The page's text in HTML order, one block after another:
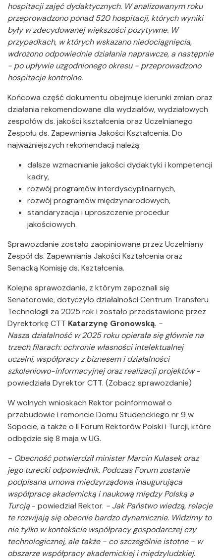
hospitacji zajęć dydaktycznych. W analizowanym roku
przeprowadzono ponad 520 hospitacji, których wyniki
były w zdecydowanej większości pozytywne. W
przypadkach, w których wskazano niedociągnięcia,
wdrożono odpowiednie działania naprawcze, a następnie
- po upływie uzgodnionego okresu - przeprowadzono
hospitacje kontrolne.
Końcowa część dokumentu obejmuje kierunki zmian oraz
działania rekomendowane dla wydziałów, wydziałowych
zespołów ds. jakości kształcenia oraz Uczelnianego
Zespołu ds. Zapewniania Jakości Kształcenia. Do
najważniejszych rekomendacji należą:
dalsze wzmacnianie jakości dydaktyki i kompetencji
kadry,
rozwój programów interdyscyplinarnych,
rozwój programów międzynarodowych,
standaryzacja i uproszczenie procedur
jakościowych.
Sprawozdanie zostało zaopiniowane przez Uczelniany
Zespół ds. Zapewniania Jakości Kształcenia oraz
Senacką Komisję ds. Kształcenia.
Kolejne sprawozdanie, z którym zapoznali się
Senatorowie, dotyczyło działalności Centrum Transferu
Technologii za 2025 rok i zostało przedstawione przez
Dyrektorkę CTT Katarzynę Gronowską. -
Nasza działalność w 2025 roku opierała się głównie na
trzech filarach: ochronie własności intelektualnej
uczelni, współpracy z biznesem i działalności
szkoleniowo-informacyjnej oraz realizacji projektów-
powiedziała Dyrektor CTT. (Zobacz sprawozdanie)
W wolnych wnioskach Rektor poinformował o
przebudowie i remoncie Domu Studenckiego nr 9 w
Sopocie, a także o II Forum Rektorów Polski i Turcji, które
odbędzie się 8 maja w UG.
- Obecność potwierdził minister Marcin Kulasek oraz
jego turecki odpowiednik. Podczas Forum zostanie
podpisana umowa międzyrządowa inaugurująca
współpracę akademicką i naukową między Polską a
Turcją - powiedział Rektor. - Jak Państwo wiedzą, relacje
te rozwijają się obecnie bardzo dynamicznie. Widzimy to
nie tylko w kontekście współpracy gospodarczej czy
technologicznej, ale także - co szczególnie istotne - w
obszarze współpracy akademickiej i międzyludzkiej.